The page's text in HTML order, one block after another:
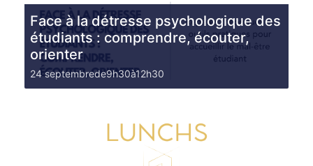
Face à la détresse psychologique des
étudiants : comprendre, écouter,
orienter
24 septembrede9h30à12h30